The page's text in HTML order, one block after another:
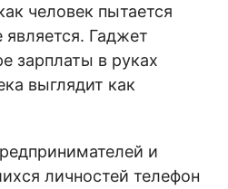
человек пытается
является. Гаджет
зарплаты в руках
выглядит как
и
личностей телефон